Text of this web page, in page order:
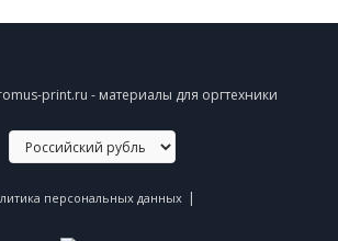
print.ru - материалы для оргтехники
персональных данных |